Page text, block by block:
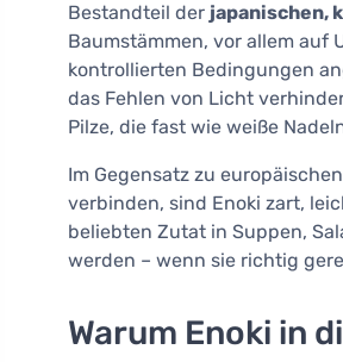
Bestandteil der japanischen,
Baumstämmen, vor allem auf
kontrollierten Bedingungen
das Fehlen von Licht
Pilze, die fast wie weiße
Im Gegensatz zu
verbinden, sind Enoki zart,
beliebten Zutat in Suppen,
werden – wenn sie richtig
Warum Enoki in